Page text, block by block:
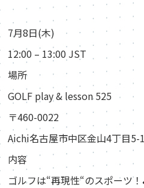
7月8日(木)
12:00 – 13:00 JST
場所
GOLF play & lesson 525
〒460-0022
Aichi名古屋市中区金山4丁目
内容
ゴルフは“再現性“のスポーツ！